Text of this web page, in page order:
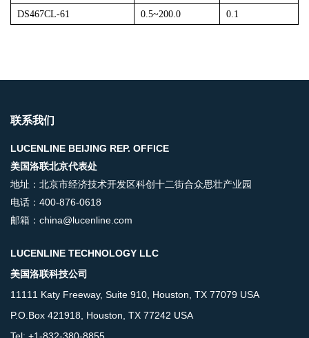
DS467CL-61
0.5~200.0 0.1
联系我们
LUCENLINE BEIJING REP. OFFICE
美国洛联北京代表处
地址：北京市经济技术开发区科创十二街合众思壮产业园
电话：400-876-0618
邮箱：china@lucenline.com
LUCENLINE TECHNOLOGY LLC
美国洛联科技公司
11111 Katy Freeway, Suite 910, Houston, TX 77079 USA
P.O.Box 421918, Houston, TX 77242 USA